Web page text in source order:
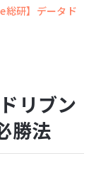
総研】データド
リブン
勝法